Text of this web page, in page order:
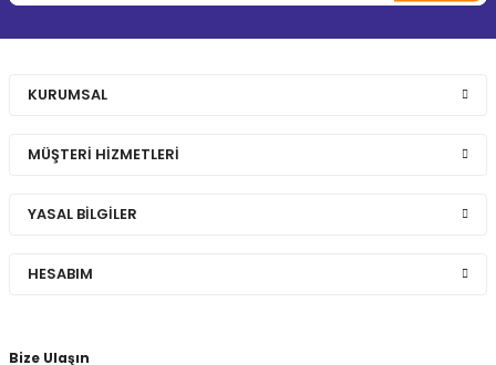
Bize Ulaşın
KURUMSAL
MÜŞTERİ HİZMETLERİ
YASAL BİLGİLER
HESABIM